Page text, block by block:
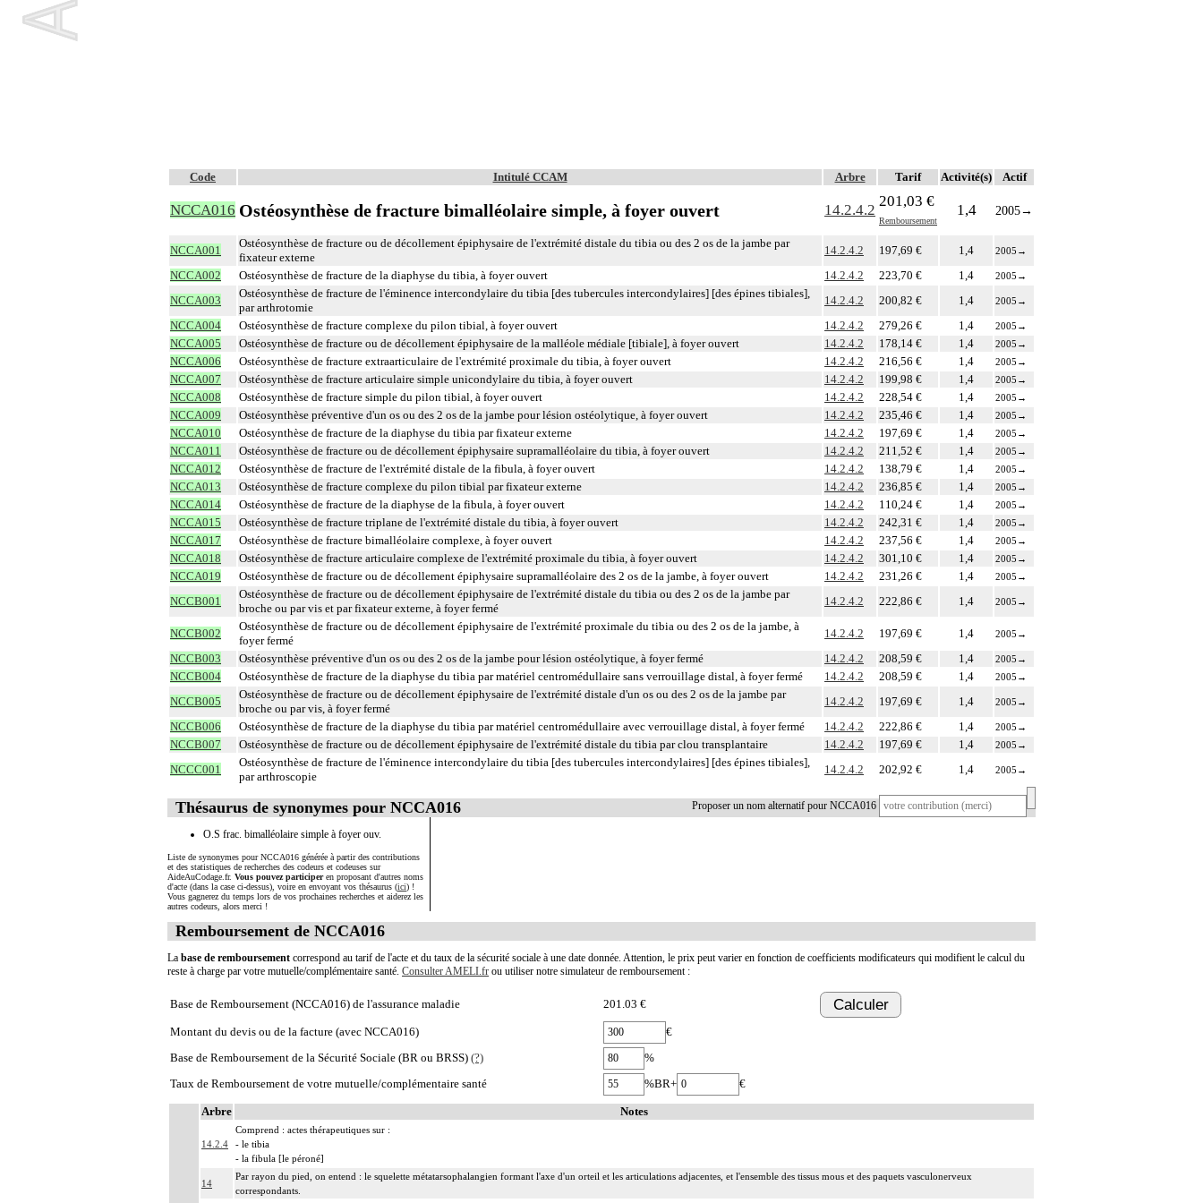
Code Intitulé CCAM Arbre Tarif Activité(s) Actif
NCCA016 Ostéosynthèse de fracture bimalléolaire simple, à foyer ouvert 14.2.4.2
201,03 €
Remboursement
1,4 2005→
NCCA001
Ostéosynthèse de fracture ou de décollement épiphysaire de l'extrémité distale du tibia ou des 2 os de la jambe par
fixateur externe
14.2.4.2 197,69 € 1,4 2005 →
NCCA002 Ostéosynthèse de fracture de la diaphyse du tibia, à foyer ouvert 14.2.4.2 223,70 € 1,4 2005 →
NCCA003
Ostéosynthèse de fracture de l'éminence intercondylaire du tibia [des tubercules intercondylaires] [des épines tibiales],
par arthrotomie
14.2.4.2 200,82 € 1,4 2005 →
NCCA004 Ostéosynthèse de fracture complexe du pilon tibial, à foyer ouvert 14.2.4.2 279,26 € 1,4 2005 →
NCCA005 Ostéosynthèse de fracture ou de décollement épiphysaire de la malléole médiale [tibiale], à foyer ouvert 14.2.4.2 178,14 € 1,4 2005 →
NCCA006 Ostéosynthèse de fracture extraarticulaire de l'extrémité proximale du tibia, à foyer ouvert 14.2.4.2 216,56 € 1,4 2005 →
NCCA007 Ostéosynthèse de fracture articulaire simple unicondylaire du tibia, à foyer ouvert 14.2.4.2 199,98 € 1,4 2005 →
NCCA008 Ostéosynthèse de fracture simple du pilon tibial, à foyer ouvert 14.2.4.2 228,54 € 1,4 2005 →
NCCA009 Ostéosynthèse préventive d'un os ou des 2 os de la jambe pour lésion ostéolytique, à foyer ouvert 14.2.4.2 235,46 € 1,4 2005 →
NCCA010 Ostéosynthèse de fracture de la diaphyse du tibia par fixateur externe 14.2.4.2 197,69 € 1,4 2005 →
NCCA011 Ostéosynthèse de fracture ou de décollement épiphysaire supramalléolaire du tibia, à foyer ouvert 14.2.4.2 211,52 € 1,4 2005 →
NCCA012 Ostéosynthèse de fracture de l'extrémité distale de la fibula, à foyer ouvert 14.2.4.2 138,79 € 1,4 2005 →
NCCA013 Ostéosynthèse de fracture complexe du pilon tibial par fixateur externe 14.2.4.2 236,85 € 1,4 2005 →
NCCA014 Ostéosynthèse de fracture de la diaphyse de la fibula, à foyer ouvert 14.2.4.2 110,24 € 1,4 2005 →
NCCA015 Ostéosynthèse de fracture triplane de l'extrémité distale du tibia, à foyer ouvert 14.2.4.2 242,31 € 1,4 2005 →
NCCA017 Ostéosynthèse de fracture bimalléolaire complexe, à foyer ouvert 14.2.4.2 237,56 € 1,4 2005 →
NCCA018 Ostéosynthèse de fracture articulaire complexe de l'extrémité proximale du tibia, à foyer ouvert 14.2.4.2 301,10 € 1,4 2005 →
NCCA019 Ostéosynthèse de fracture ou de décollement épiphysaire supramalléolaire des 2 os de la jambe, à foyer ouvert 14.2.4.2 231,26 € 1,4 2005 →
NCCB001
Ostéosynthèse de fracture ou de décollement épiphysaire de l'extrémité distale du tibia ou des 2 os de la jambe par
broche ou par vis et par fixateur externe, à foyer fermé
14.2.4.2 222,86 € 1,4 2005 →
NCCB002
Ostéosynthèse de fracture ou de décollement épiphysaire de l'extrémité proximale du tibia ou des 2 os de la jambe, à
foyer fermé
14.2.4.2 197,69 € 1,4 2005 →
NCCB003 Ostéosynthèse préventive d'un os ou des 2 os de la jambe pour lésion ostéolytique, à foyer fermé 14.2.4.2 208,59 € 1,4 2005 →
NCCB004 Ostéosynthèse de fracture de la diaphyse du tibia par matériel centromédullaire sans verrouillage distal, à foyer fermé 14.2.4.2 208,59 € 1,4 2005 →
NCCB005
Ostéosynthèse de fracture ou de décollement épiphysaire de l'extrémité distale d'un os ou des 2 os de la jambe par
broche ou par vis, à foyer fermé
14.2.4.2 197,69 € 1,4 2005 →
NCCB006 Ostéosynthèse de fracture de la diaphyse du tibia par matériel centromédullaire avec verrouillage distal, à foyer fermé 14.2.4.2 222,86 € 1,4 2005 →
NCCB007 Ostéosynthèse de fracture ou de décollement épiphysaire de l'extrémité distale du tibia par clou transplantaire 14.2.4.2 197,69 € 1,4 2005 →
NCCC001
Ostéosynthèse de fracture de l'éminence intercondylaire du tibia [des tubercules intercondylaires] [des épines tibiales],
par arthroscopie
14.2.4.2 202,92 € 1,4 2005 →
Proposer un nom alternatif pour NCCA016
Thésaurus de synonymes pour NCCA016
O.S frac. bimalléolaire simple à foyer ouv.
Liste de synonymes pour NCCA016 générée à partir des contributions
et des statistiques de recherches des codeurs et codeuses sur
AideAuCodage.fr. Vous pouvez participeren proposant d'autres noms
d'acte (dans la case ci-dessus), voire en envoyant vos thésaurus (ici) !
Vous gagnerez du temps lors de vos prochaines recherches et aiderez les
autres codeurs, alors merci !
Remboursement de NCCA016
La base de remboursement correspond au tarif de l'acte et du taux de la sécurité sociale à une date donnée. Attention, le prix peut varier en fonction de coefficients modificateurs qui modifient le calcul du
reste à charge par votre mutuelle/complémentaire santé. Consulter AMELI.fr ou utiliser notre simulateur de remboursement :
Base de Remboursement (NCCA016) de l'assurance maladie 201.03 € Calculer
Montant du devis ou de la facture (avec NCCA016)
€
Base de Remboursement de la Sécurité Sociale (BR ou BRSS) (?)
%
Taux de Remboursement de votre mutuelle/complémentaire santé
%BR+ €
Arbre Notes
14.2.4
Comprend : actes thérapeutiques sur :
- le tibia
- la fibula [le péroné]
14
Par rayon du pied, on entend : le squelette métatarsophalangien formant l'axe d'un orteil et les articulations adjacentes, et l'ensemble des tissus mous et des paquets vasculonerveux
correspondants.